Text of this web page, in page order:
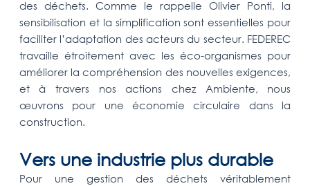
des déchets. Comme le rappelle Olivier Ponti, la
sensibilisation et la simplification sont essentielles pour
faciliter l’adaptation des acteurs du secteur. FEDEREC
travaille étroitement avec les éco-organismes pour
améliorer la compréhension des nouvelles exigences,
et à travers nos actions chez Ambiente, nous
œuvrons pour une économie circulaire dans la
construction.
Vers une industrie plus durable
Pour une gestion des déchets véritablement